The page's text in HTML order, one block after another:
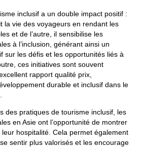
inclusif a un double impact positif :
la vie des voyageurs en rendant les
et de l’autre, il sensibilise les
à l’inclusion, générant ainsi un
sur les défis et les opportunités liés à
ces initiatives sont souvent
rapport qualité prix,
durable et inclusif dans le
des pratiques de tourisme inclusif, les
en Asie ont l’opportunité de montrer
hospitalité. Cela permet également
sentir plus valorisés et les encourage